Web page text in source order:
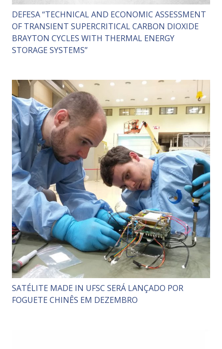
DEFESA “TECHNICAL AND ECONOMIC ASSESSMENT
OF TRANSIENT SUPERCRITICAL CARBON DIOXIDE
BRAYTON CYCLES WITH THERMAL ENERGY
STORAGE SYSTEMS”
SATÉLITE MADE IN UFSC SERÁ LANÇADO POR
FOGUETE CHINÊS EM DEZEMBRO